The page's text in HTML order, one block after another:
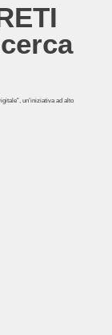
un’iniziativa ad alto